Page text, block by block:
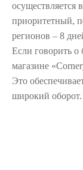
осуществляется
приоритетный,
регионов – 8
Если говорить о
магазине
Это
широкий оборот.